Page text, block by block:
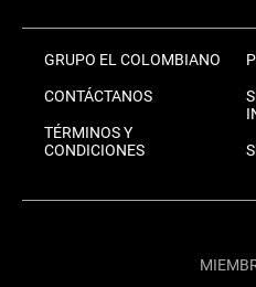
GRUPO EL COLOMBIANO
CONTÁCTANOS
TÉRMINOS Y
CONDICIONES